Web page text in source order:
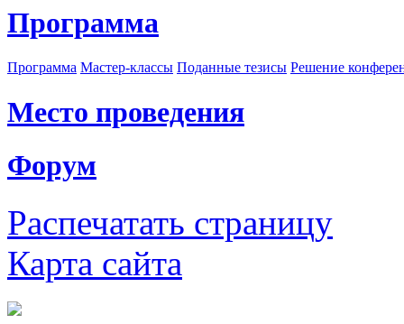
Программа
Программа Мастер-классы Поданные тезисы Решение
Место проведения
Форум
Распечатать страницу
Карта сайта